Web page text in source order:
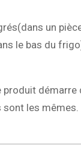
un
le bas du
démarre
sont les mêmes.